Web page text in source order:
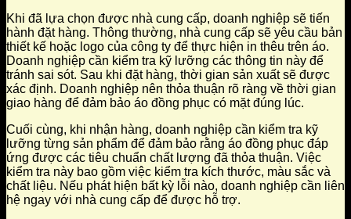
Khi đã lựa chọn được nhà cung cấp, doanh nghiệp sẽ tiến
hành đặt hàng. Thông thường, nhà cung cấp sẽ yêu cầu bản
thiết kế hoặc logo của công ty để thực hiện in thêu trên áo.
Doanh nghiệp cần kiểm tra kỹ lưỡng các thông tin này để
tránh sai sót. Sau khi đặt hàng, thời gian sản xuất sẽ được
xác định. Doanh nghiệp nên thỏa thuận rõ ràng về thời gian
giao hàng để đảm bảo áo đồng phục có mặt đúng lúc.
Cuối cùng, khi nhận hàng, doanh nghiệp cần kiểm tra kỹ
lưỡng từng sản phẩm để đảm bảo rằng áo đồng phục đáp
ứng được các tiêu chuẩn chất lượng đã thỏa thuận. Việc
kiểm tra này bao gồm việc kiểm tra kích thước, màu sắc và
chất liệu. Nếu phát hiện bất kỳ lỗi nào, doanh nghiệp cần liên
hệ ngay với nhà cung cấp để được hỗ trợ.